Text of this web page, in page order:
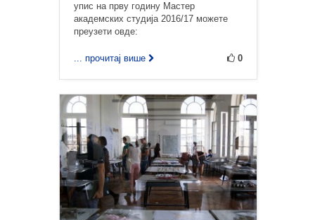
упис на прву годину Мастер
академских студија 2016/17 можете
преузети овде:
... прочитај више 0